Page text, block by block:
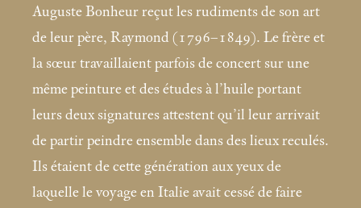
Auguste Bonheur reçut les rudiments de son art
de leur père, Raymond (1796–1849). Le frère et
la sœur travaillaient parfois de concert sur une
même peinture et des études à l’huile portant
leurs deux signatures attestent qu’il leur arrivait
de partir peindre ensemble dans des lieux reculés.
Ils étaient de cette génération aux yeux de
laquelle le voyage en Italie avait cessé de faire